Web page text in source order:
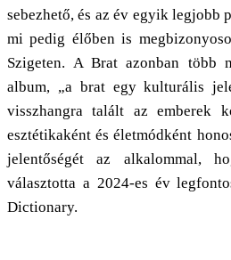
sebezhető, és az év egyik legjobb
mi pedig élőben is
Szigeten. A Brat azonban több
album, „a brat egy kulturális
visszhangra talált az emberek
esztétikaként és életmódként
jelentőségét az alkalommal,
választotta a 2024-es év
Dictionary.